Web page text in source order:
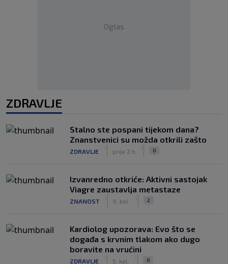
Oglas
ZDRAVLJE
Stalno ste pospani tijekom dana?
Znanstvenici su možda otkrili zašto
ZDRAVLJE prije 2 h 0
Izvanredno otkriće: Aktivni sastojak
Viagre zaustavlja metastaze
ZNANOST 6. kol. 2
Kardiolog upozorava: Evo što se
događa s krvnim tlakom ako dugo
boravite na vrućini
ZDRAVLJE 5. kol. 0